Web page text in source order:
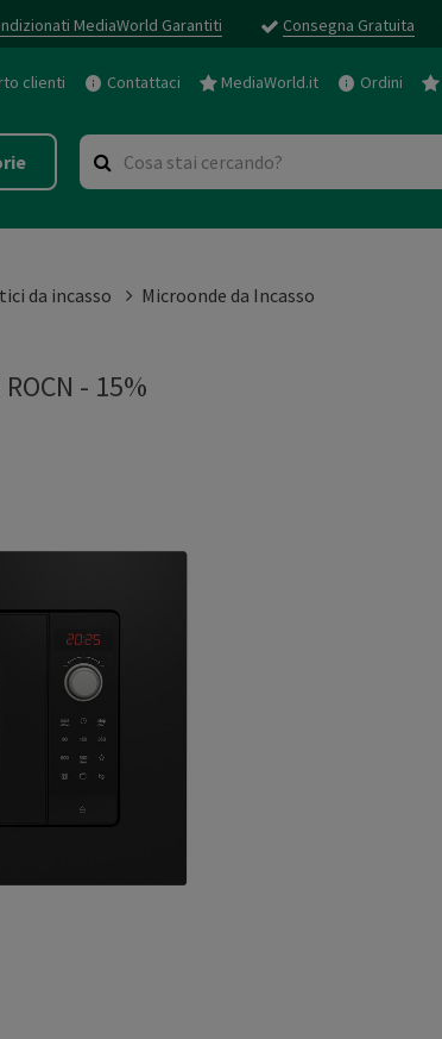
MediaWorld Garantiti Consegna Gratuita
clienti Contattaci MediaWorld.it Ordini
da incasso
Microonde da Incasso
ROCN - 15%